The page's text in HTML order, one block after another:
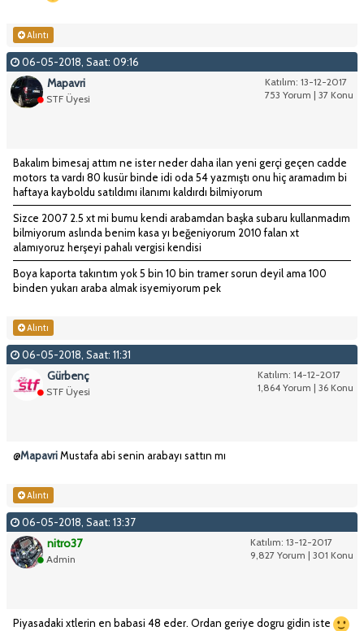
Alıntı
06-05-2018, Saat: 09:16
Katılım: 13-12-2017
753 Yorum | 37 Konu
Mapavri
STF Üyesi
Bakalım bimesaj attım ne ister neder daha ilan yeni gerçi geçen cadde
motors ta vardı 80 kusür binde idi oda 54 yazmıştı onu hiç aramadım bi
haftaya kayboldu satıldımı ilanımı kaldırdı bilmiyorum
Sizce 2007 2.5 xt mi bumu kendi arabamdan başka subaru kullanmadım
bilmiyorum aslında benim kasa yı beğeniyorum 2010 falan xt
alamıyoruz herşeyi pahalı vergisi kendisi
Boya kaporta takıntım yok 5 bin 10 bin tramer sorun deyil ama 100
binden yukarı araba almak isyemiyorum pek
Alıntı
06-05-2018, Saat: 11:31
Katılım: 14-12-2017
1,864 Yorum | 36 Konu
Gürbenç
STF Üyesi
@MapavriMustafa abi senin arabayı sattın mı
Alıntı
06-05-2018, Saat: 13:37
Katılım: 13-12-2017
9,827 Yorum | 301 Konu
nitro37
Admin
Piyasadaki xtlerin en babasi 48 eder. Ordan geriye dogru gidin iste